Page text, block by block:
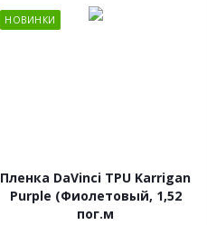
НОВИНКИ
Пленка DaVinci TPU Karrigan
Purple (Фиолетовый, 1,52
пог.м